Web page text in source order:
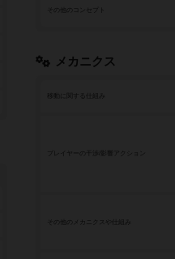
その他のコンセプト
メカニクス
移動に関する仕組み
プレイヤーの干渉/影響アクション
その他のメカニクスや仕組み